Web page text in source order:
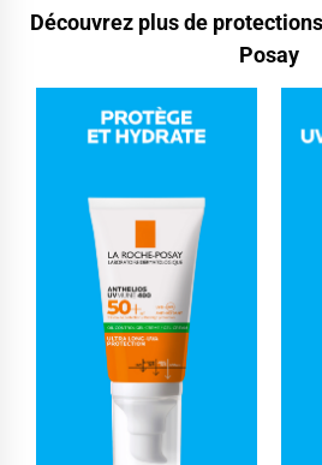
Découvrez plus de
Posay